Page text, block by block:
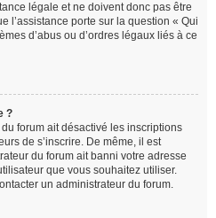
légale et ne doivent donc pas être
l’assistance porte sur la question « Qui
d’abus ou d’ordres légaux liés à ce
?
du forum ait désactivé les inscriptions
de s’inscrire. De même, il est
du forum ait banni votre adresse
que vous souhaitez utiliser.
un administrateur du forum.